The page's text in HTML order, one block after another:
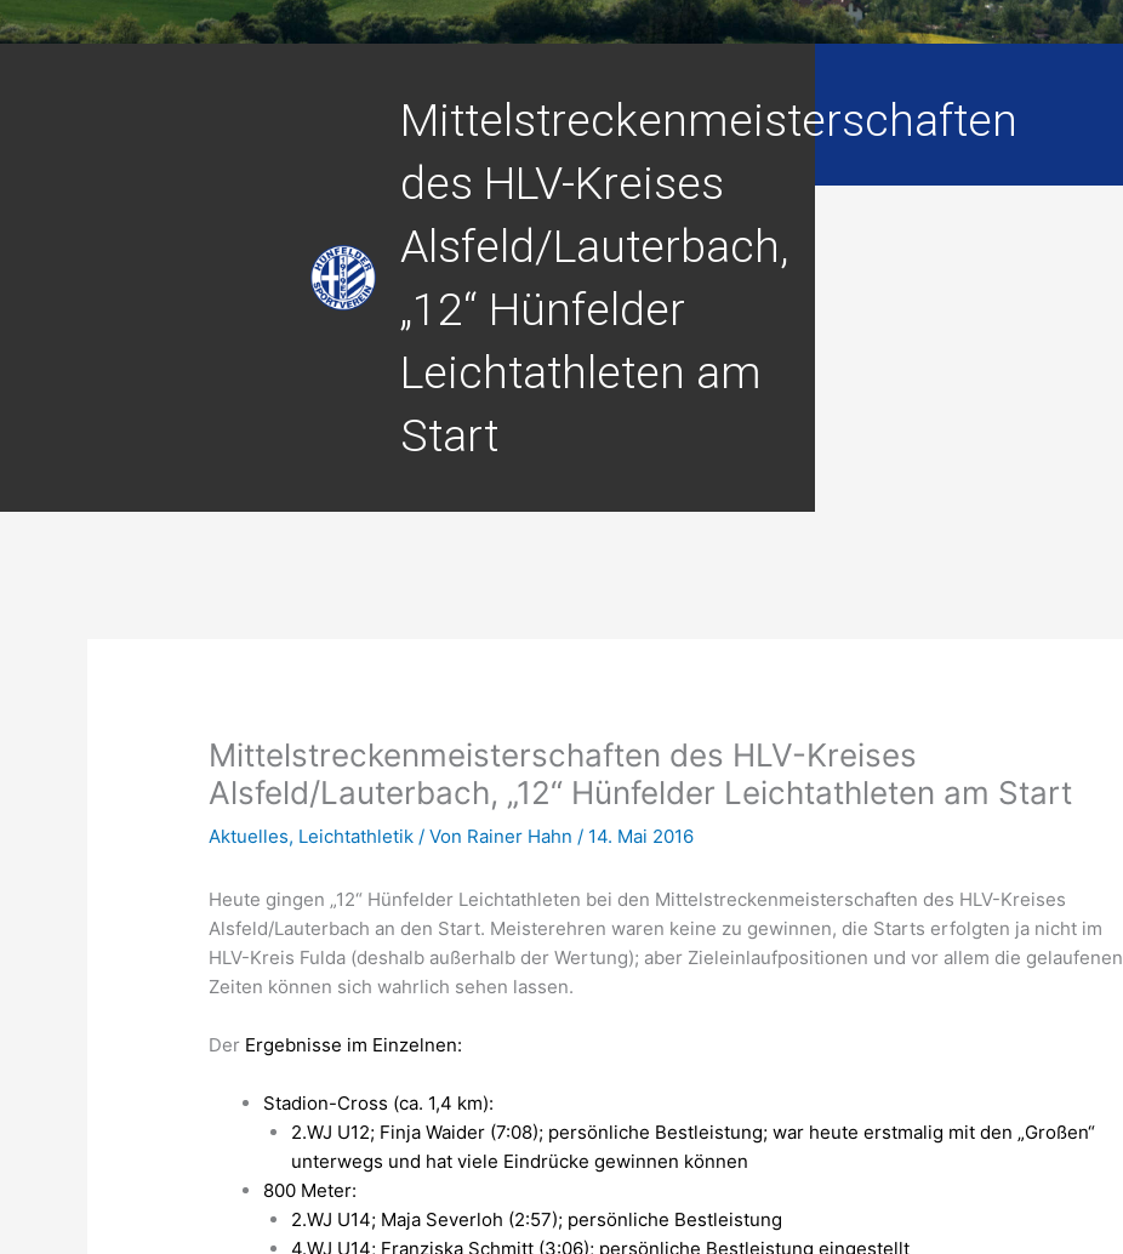
Mittelstreckenmeisterschaften
des HLV-Kreises
Alsfeld/Lauterbach,
„12“ Hünfelder
Leichtathleten am
Start
Mittelstreckenmeisterschaften des HLV-Kreises
Alsfeld/Lauterbach, „12“ Hünfelder Leichtathleten am Start
Aktuelles, Leichtathletik / Von Rainer Hahn/ 14. Mai 2016
Heute gingen „12“ Hünfelder Leichtathleten bei den Mittelstreckenmeisterschaften des HLV-Kreises
Alsfeld/Lauterbach an den Start. Meisterehren waren keine zu gewinnen, die Starts erfolgten ja nicht im
HLV-Kreis Fulda (deshalb außerhalb der Wertung); aber Zieleinlaufpositionen und vor allem die gelaufenen
Zeiten können sich wahrlich sehen lassen.
Der Ergebnisse im Einzelnen:
Stadion-Cross (ca. 1,4 km):
2.WJ U12; Finja Waider (7:08); persönliche Bestleistung; war heute erstmalig mit den „Großen“
unterwegs und hat viele Eindrücke gewinnen können
800 Meter:
2.WJ U14; Maja Severloh (2:57); persönliche Bestleistung
4.WJ U14; Franziska Schmitt (3:06); persönliche Bestleistung eingestellt